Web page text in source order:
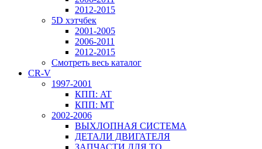
2012-2015
5D хэтчбек
2001-2005
2006-2011
2012-2015
Смотреть весь каталог
CR-V
1997-2001
КПП: AT
КПП: MT
2002-2006
ВЫХЛОПНАЯ СИСТЕМА
ДЕТАЛИ ДВИГАТЕЛЯ
ЗАПЧАСТИ ДЛЯ ТО